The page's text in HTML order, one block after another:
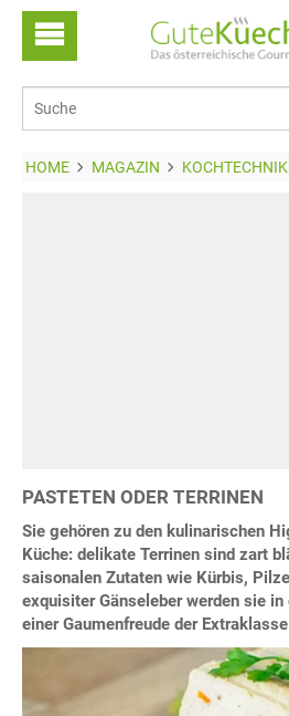
HOME MAGAZIN
PASTETEN ODER TERRINEN
Sie gehören zu den kulinarischen
Küche: delikate Terrinen sind zart
saisonalen Zutaten wie Kürbis,
exquisiter Gänseleber werden sie
einer Gaumenfreude der